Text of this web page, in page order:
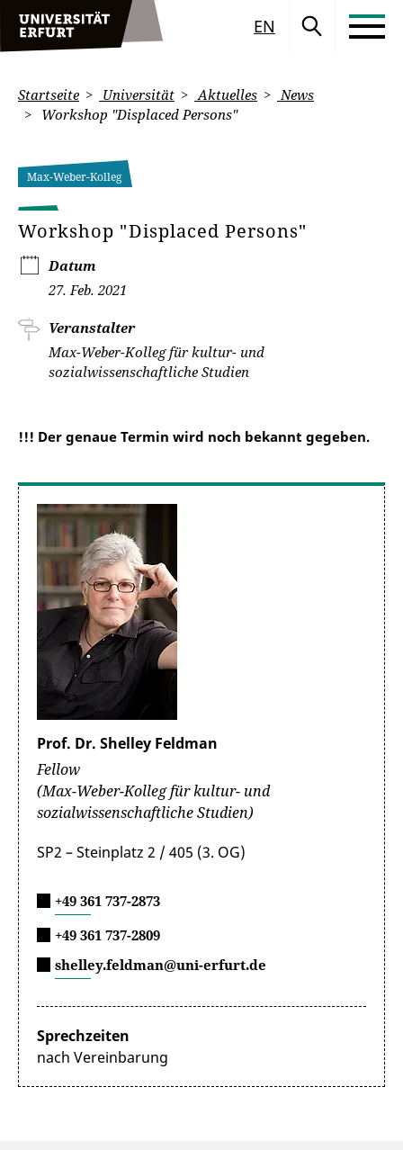
EN
Startseite Universität Aktuelles
News
Workshop "Displaced Persons"
Max-Weber-Kolleg
Workshop "Displaced Persons"
Datum
27. Feb. 2021
Veranstalter
Max-Weber-Kolleg für kultur- und
sozialwissenschaftliche Studien
!!! Der genaue Termin wird noch bekannt gegeben.
Prof. Dr. Shelley Feldman
Fellow
(Max-Weber-Kolleg für kultur- und
sozialwissenschaftliche Studien)
SP2 – Steinplatz 2 / 405 (3. OG)
+49 361 737-2873
+49 361 737-2809
shelley.feldman@uni-erfurt.de
Sprechzeiten
nach Vereinbarung